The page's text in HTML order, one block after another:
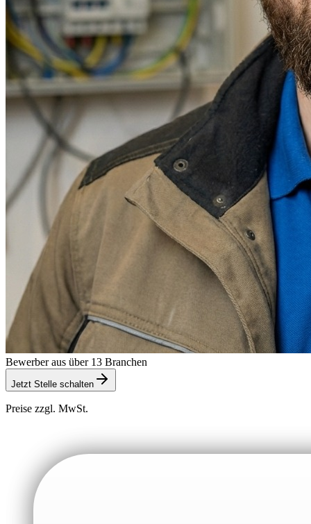
Bewerber aus über 13 Branchen
Jetzt Stelle schalten
Preise zzgl. MwSt.